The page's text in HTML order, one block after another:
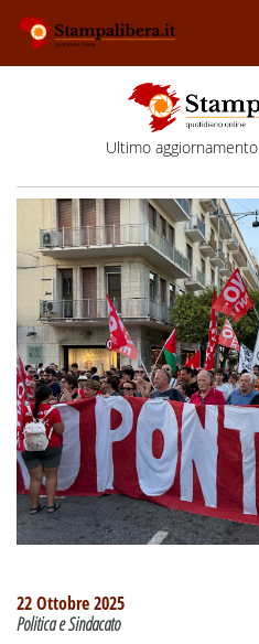
Ultimo aggiornamento
22 Ottobre 2025
Politica e Sindacato